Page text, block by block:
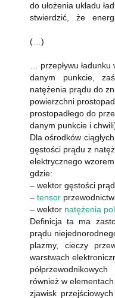
do ułożenia układu
stwierdzić, że
(…)
… przepływu ładunku
danym punkcie,
natężenia prądu do
powierzchni
prostopadłego do
danym punkcie i
Dla ośrodków ciągłych
gęstości prądu z
elektrycznego
gdzie:
– wektor gęstości
– tensor
– wektor natężenia
Definicja ta ma
prądu
plazmy, cieczy
warstwach
również w
zjawisk